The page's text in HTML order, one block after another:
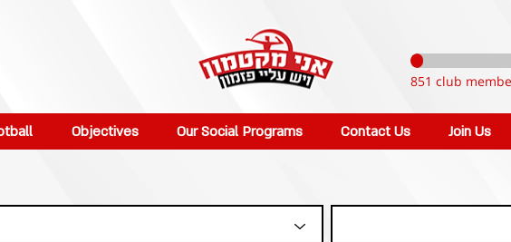
851 club
Objectives Our Social Programs Contact Us Join Us